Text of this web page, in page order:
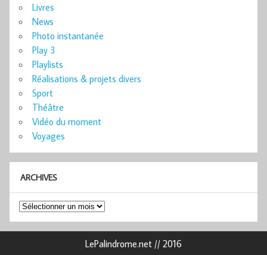
Livres
News
Photo instantanée
Play 3
Playlists
Réalisations & projets divers
Sport
Théâtre
Vidéo du moment
Voyages
ARCHIVES
Archives
LePalindrome.net // 2016